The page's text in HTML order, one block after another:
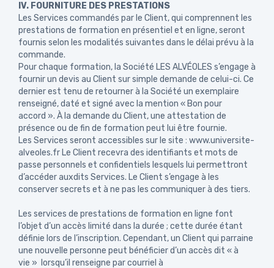
IV. FOURNITURE DES PRESTATIONS
Les Services commandés par le Client, qui comprennent les
prestations de formation en présentiel et en ligne, seront
fournis selon les modalités suivantes dans le délai prévu à la
commande.
Pour chaque formation, la Société LES ALVÉOLES s’engage à
fournir un devis au Client sur simple demande de celui-ci. Ce
dernier est tenu de retourner à la Société un exemplaire
renseigné, daté et signé avec la mention « Bon pour
accord ». À la demande du Client, une attestation de
présence ou de fin de formation peut lui être fournie.
Les Services seront accessibles sur le site : www.universite-
alveoles.fr Le Client recevra des identifiants et mots de
passe personnels et confidentiels lesquels lui permettront
d’accéder auxdits Services. Le Client s’engage à les
conserver secrets et à ne pas les communiquer à des tiers.
Les services de prestations de formation en ligne font
l’objet d’un accès limité dans la durée ; cette durée étant
définie lors de l’inscription. Cependant, un Client qui parraine
une nouvelle personne peut bénéficier d’un accès dit « à
vie » lorsqu’il renseigne par courriel à